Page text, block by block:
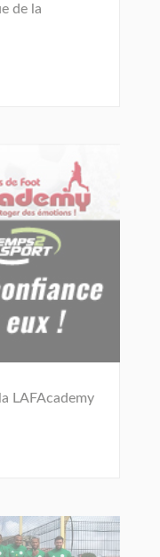
de la
LAFAcademy